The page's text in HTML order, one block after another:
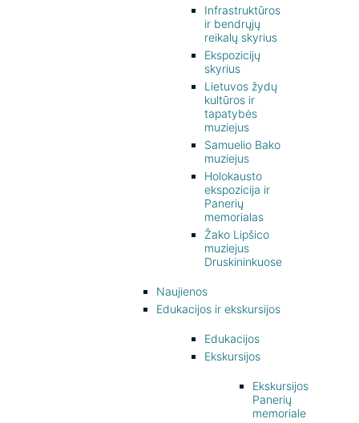
Infrastruktūros
ir bendrųjų
reikalų skyrius
Ekspozicijų
skyrius
Lietuvos žydų
kultūros ir
tapatybės
muziejus
Samuelio Bako
muziejus
Holokausto
ekspozicija ir
Panerių
memorialas
Žako Lipšico
muziejus
Druskininkuose
Naujienos
Edukacijos ir ekskursijos
Edukacijos
Ekskursijos
Ekskursijos
Panerių
memoriale